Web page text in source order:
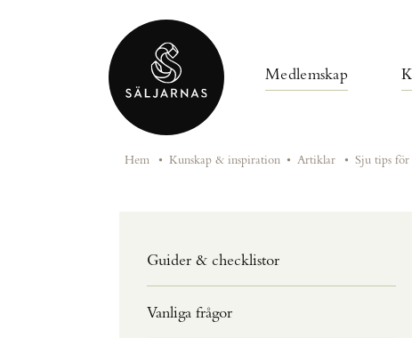
Medlemskap
Hem • Kunskap & inspiration • Artiklar • Sju tips för
Guider & checklistor
Vanliga frågor